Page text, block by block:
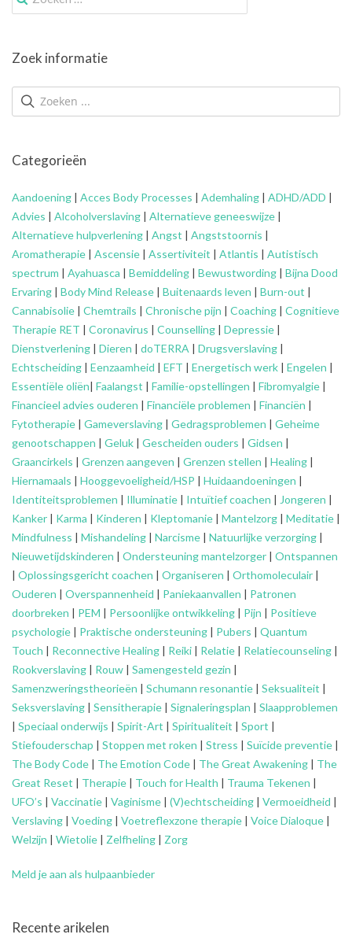
naar:
Zoek informatie
Categorieën
Aandoening | Acces Body Processes | Ademhaling | ADHD/ADD |
Advies | Alcoholverslaving | Alternatieve geneeswijze |
Alternatieve hulpverlening | Angst | Angststoornis |
Aromatherapie | Ascensie | Assertiviteit | Atlantis | Autistisch
spectrum | Ayahuasca | Bemiddeling | Bewustwording | Bijna Dood
Ervaring | Body Mind Release | Buitenaards leven | Burn-out |
Cannabisolie | Chemtrails | Chronische pijn | Coaching | Cognitieve
Therapie RET | Coronavirus | Counselling | Depressie |
Dienstverlening | Dieren | doTERRA | Drugsverslaving |
Echtscheiding | Eenzaamheid | EFT | Energetisch werk | Engelen |
Essentiële oliën| Faalangst | Familie-opstellingen | Fibromyalgie |
Financieel advies ouderen | Financiële problemen | Financiën |
Fytotherapie | Gameverslaving | Gedragsproblemen | Geheime
genootschappen | Geluk | Gescheiden ouders | Gidsen |
Graancirkels | Grenzen aangeven | Grenzen stellen | Healing |
Hiernamaals | Hooggevoeligheid/HSP | Huidaandoeningen |
Identiteitsproblemen | Illuminatie | Intuïtief coachen | Jongeren |
Kanker | Karma | Kinderen | Kleptomanie | Mantelzorg | Meditatie |
Mindfulness | Mishandeling | Narcisme | Natuurlijke verzorging |
Nieuwetijdskinderen | Ondersteuningmantelzorger | Ontspannen
| Oplossingsgericht coachen | Organiseren | Orthomoleculair |
Ouderen | Overspannenheid | Paniekaanvallen | Patronen
doorbreken | PEM | Persoonlijke ontwikkeling | Pijn | Positieve
psychologie | Praktische ondersteuning | Pubers | Quantum
Touch | Reconnective Healing | Reiki | Relatie | Relatiecounseling |
Rookverslaving | Rouw | Samengesteld gezin |
Samenzweringstheorieën | Schumann resonantie | Seksualiteit |
Seksverslaving | Sensitherapie | Signaleringsplan | Slaapproblemen
| Speciaal onderwijs | Spirit-Art | Spiritualiteit | Sport |
Stiefouderschap | Stoppen met roken | Stress | Suïcide preventie |
The Body Code | The Emotion Code | The Great Awakening | The
Great Reset | Therapie | Touch for Health | Trauma Tekenen |
UFO’s | Vaccinatie | Vaginisme | (V)echtscheiding | Vermoeidheid |
Verslaving | Voeding | Voetreflexzone therapie | Voice Dialoque |
Welzijn | Wietolie | Zelfheling | Zorg
Meld je aan als hulpaanbieder
Recente arikelen